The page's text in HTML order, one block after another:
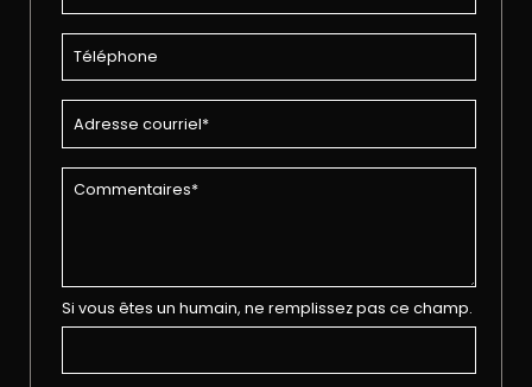
Si vous êtes un humain, ne remplissez pas ce champ.